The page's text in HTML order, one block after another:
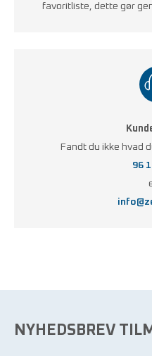
favoritliste, dette gør
Fandt du ikke hvad
96
NYHEDSBREV